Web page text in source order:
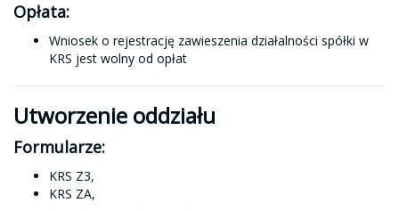
Opłata:
Wniosek o rejestrację zawieszenia działalności spółki w
KRS jest wolny od opłat
Utworzenie oddziału
Formularze:
KRS Z3,
KRS ZA,